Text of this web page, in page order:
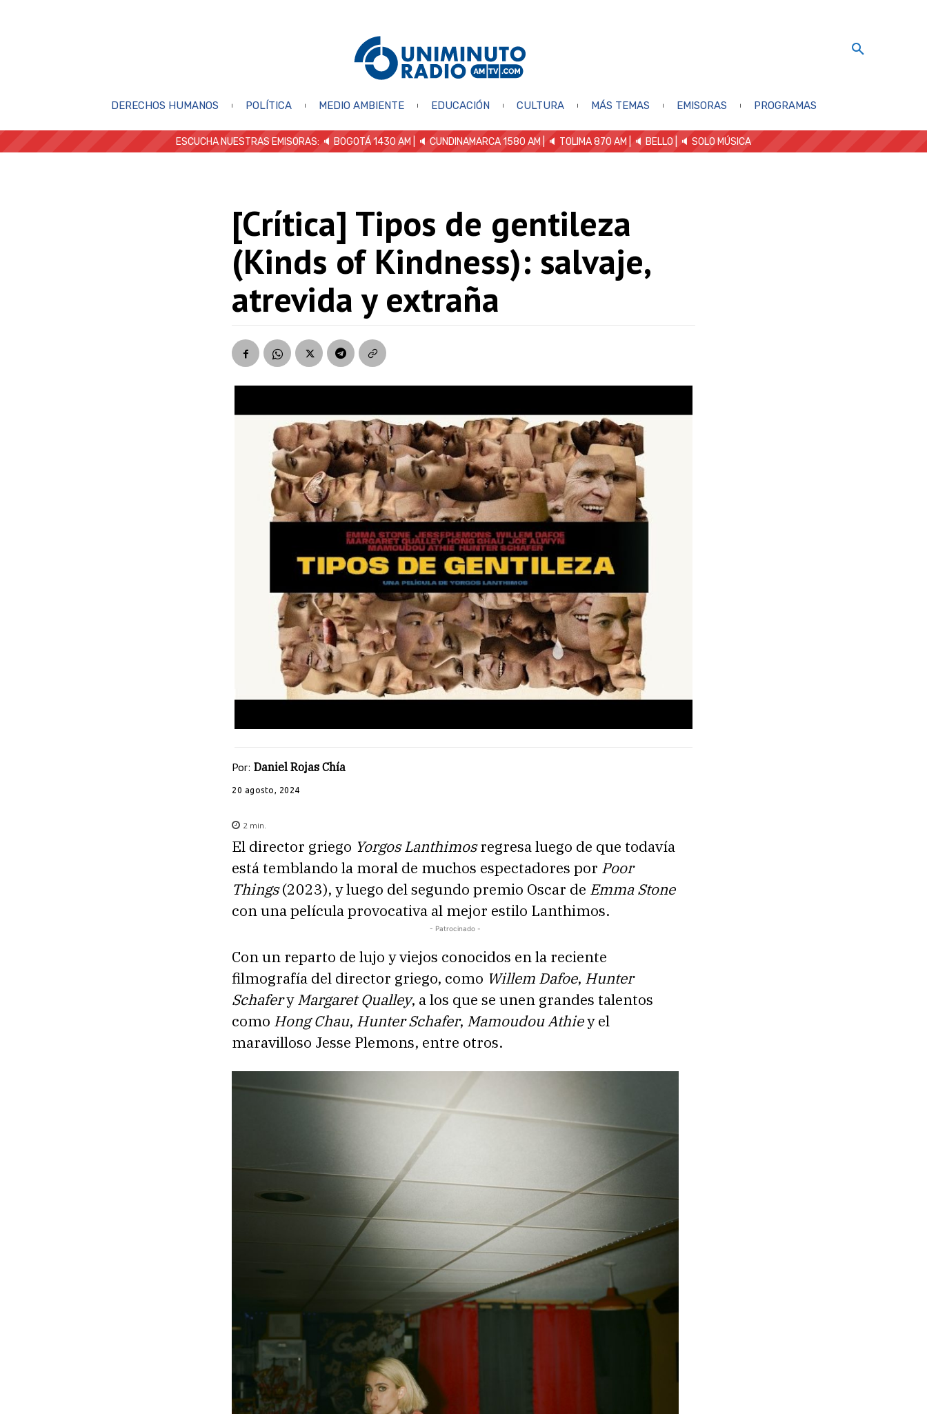
DERECHOS HUMANOS POLÍTICA MEDIO AMBIENTE EDUCACIÓN CULTURA MÁS TEMAS EMISORAS PROGRAMAS
ESCUCHA NUESTRAS EMISORAS: 🔈 BOGOTÁ 1430 AM | 🔈 CUNDINAMARCA 1580 AM | 🔈 TOLIMA 870 AM | 🔈 BELLO 🔈 SOLO MÚSICA
[Crítica] Tipos de gentileza
(Kinds of Kindness): salvaje,
atrevida y extraña
Por: Daniel Rojas Chía
20 agosto, 2024
2 min.
El director griego Yorgos Lanthimosregresa luego de que todavía
está temblando la moral de muchos espectadores por Poor
Things(2023), y luego del segundo premio Oscar de Emma Stone
con una película provocativa al mejor estilo Lanthimos.
- Patrocinado -
Con un reparto de lujo y viejos conocidos en la reciente
filmografía del director griego, como Willem Dafoe, Hunter
SchaferyMargaret Qualley, a los que se unen grandes talentos
como Hong Chau, Hunter Schafer, Mamoudou Athiey el
maravilloso Jesse Plemons, entre otros.